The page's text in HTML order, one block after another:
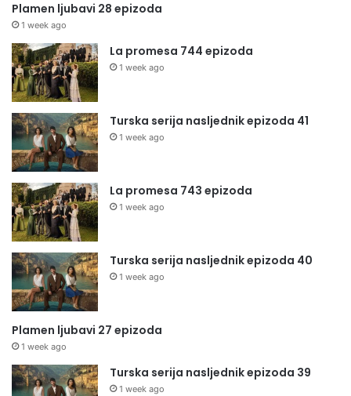
Plamen ljubavi 28 epizoda
1 week ago
La promesa 744 epizoda
1 week ago
Turska serija nasljednik epizoda 41
1 week ago
La promesa 743 epizoda
1 week ago
Turska serija nasljednik epizoda 40
1 week ago
Plamen ljubavi 27 epizoda
1 week ago
Turska serija nasljednik epizoda 39
1 week ago